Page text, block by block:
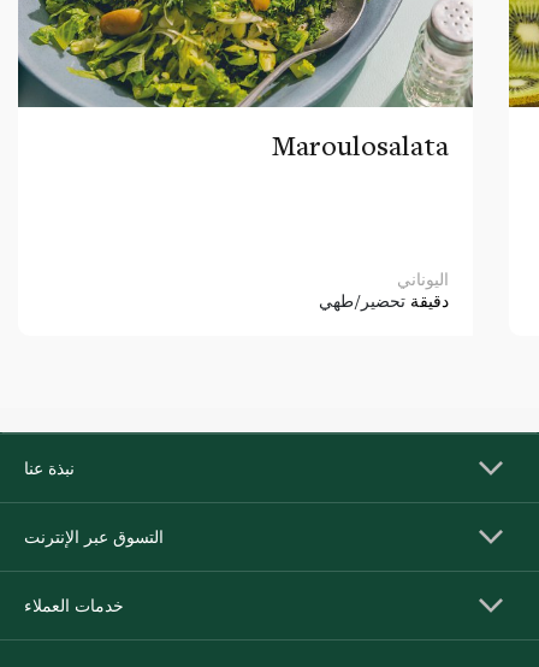
Maroulosalata
اليوناني
دقيقة تحضير/طهي
نبذة عنا
التسوق عبر الإنترنت
خدمات العملاء